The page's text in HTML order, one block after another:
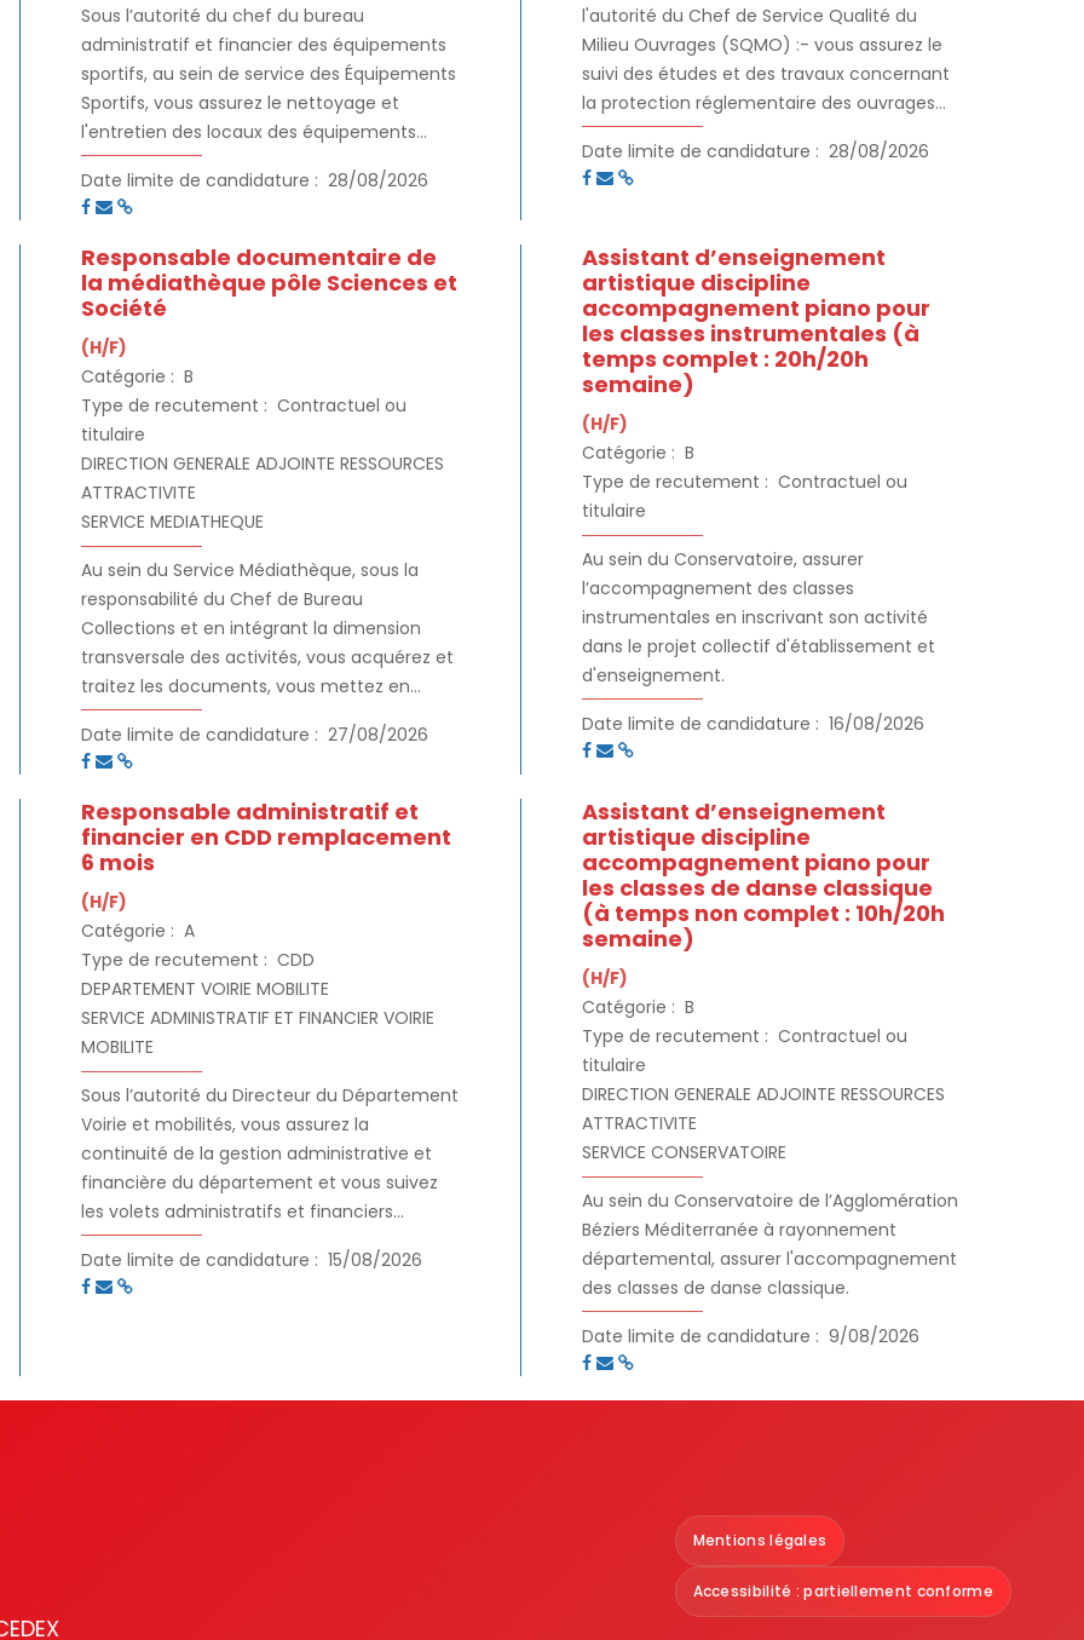
Sous l’autorité du chef du bureau
administratif et financier des équipements
sportifs, au sein de service des Équipements
Sportifs, vous assurez le nettoyage et
l'entretien des locaux des équipements
aquatiques (hors bassins et plages). Vous
participez à l'accueil des usagers.
Date limite de candidature : 28/08/2026
l'autorité du Chef de Service Qualité du
Milieu Ouvrages (SQMO) :- vous assurez le
suivi des études et des travaux concernant
la protection réglementaire des ouvrages
de production d’eau potable.- vous assurez
le suivi des dossiers transversaux et
stratégiques concernant les ressources en
Date limite de candidature : 28/08/2026
Responsable documentaire de
la médiathèque pôle Sciences et
Société
(H/F)
Catégorie : B
Type de recutement : Contractuel ou
titulaire
DIRECTION GENERALE ADJOINTE RESSOURCES
ATTRACTIVITE
SERVICE MEDIATHEQUE
Au sein du Service Médiathèque, sous la
responsabilité du Chef de Bureau
Collections et en intégrant la dimension
transversale des activités, vous acquérez et
traitez les documents, vous mettez en
valeur les collections et les services, et vous
assurez le service public.
Date limite de candidature : 27/08/2026
Assistant d’enseignement
artistique discipline
accompagnement piano pour
les classes instrumentales (à
temps complet : 20h/20h
semaine)
(H/F)
Catégorie : B
Type de recutement : Contractuel ou
titulaire
Au sein du Conservatoire, assurer
l’accompagnement des classes
instrumentales en inscrivant son activité
dans le projet collectif d'établissement et
d'enseignement.
Date limite de candidature : 16/08/2026
Responsable administratif et
financier en CDD remplacement
6 mois
(H/F)
Catégorie : A
Type de recutement : CDD
DEPARTEMENT VOIRIE MOBILITE
SERVICE ADMINISTRATIF ET FINANCIER VOIRIE
MOBILITE
Sous l’autorité du Directeur du Département
Voirie et mobilités, vous assurez la
continuité de la gestion administrative et
financière du département et vous suivez
les volets administratifs et financiers
département.Vous animez et encadrez les
agents du service administratif et financier.
Date limite de candidature : 15/08/2026
Assistant d’enseignement
artistique discipline
accompagnement piano pour
les classes de danse classique
(à temps non complet : 10h/20h
semaine)
(H/F)
Catégorie : B
Type de recutement : Contractuel ou
titulaire
DIRECTION GENERALE ADJOINTE RESSOURCES
ATTRACTIVITE
SERVICE CONSERVATOIRE
Au sein du Conservatoire de l’Agglomération
Béziers Méditerranée à rayonnement
départemental, assurer l'accompagnement
des classes de danse classique.
Date limite de candidature : 9/08/2026
Mentions légales
Accessibilité : partiellement conforme